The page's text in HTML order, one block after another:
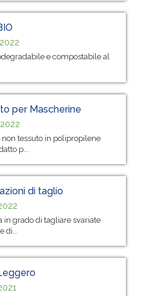
e compostabile al
per Mascherine
non tessuto in polipropilene
p...
di taglio
in grado di tagliare svariate
di...